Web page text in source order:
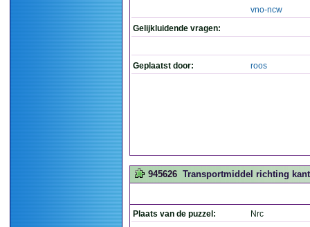
vno-ncw
Gelijkluidende vragen:
Geplaatst door: roos
945626 Transportmiddel richting
Plaats van de puzzel:
Nrc